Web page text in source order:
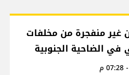
غير منفجرة من مخلفات
في الضاحية الجنوبية